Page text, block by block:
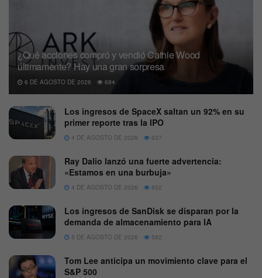
¿Qué acciones compró y vendió Cathie Wood
últimamente? Hay una gran sorpresa
6 DE AGOSTO DE 2026 684
Los ingresos de SpaceX saltan un 92% en su
primer reporte tras la IPO
4 DE AGOSTO DE 2026 637
Ray Dalio lanzó una fuerte advertencia:
«Estamos en una burbuja»
4 DE AGOSTO DE 2026 652
Los ingresos de SanDisk se disparan por la
demanda de almacenamiento para IA
5 DE AGOSTO DE 2026 582
Tom Lee anticipa un movimiento clave para el
S&P 500